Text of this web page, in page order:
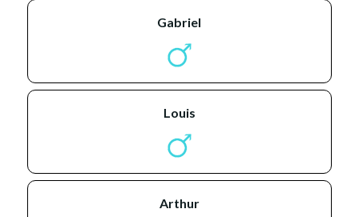
gabriel
louis
arthur